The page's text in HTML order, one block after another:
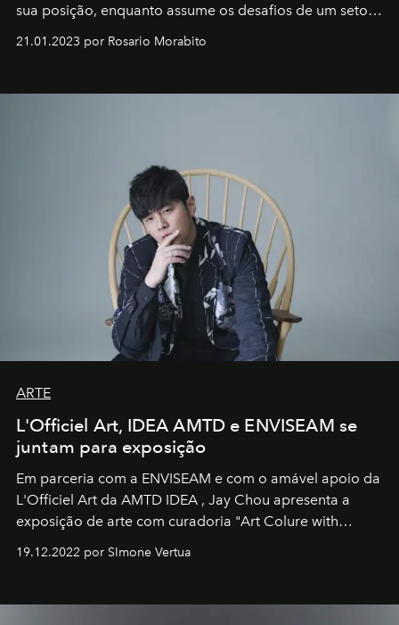
sua posição, enquanto assume os desafios de um setor
21.01.2023 por Rosario Morabito
ARTE
L'Officiel Art, IDEA AMTD e ENVISEAM se
juntam para exposição
Em parceria com a ENVISEAM e com o amável apoio da
L'Officiel Art da AMTD IDEA , Jay Chou apresenta a
exposição de arte com curadoria "Art Colure with
19.12.2022 por SImone Vertua